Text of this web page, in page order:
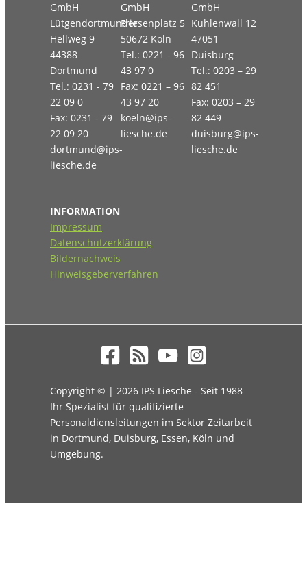
GmbH
Lütgendortmunder
Hellweg 9
44388
Dortmund
Tel.: 0231 - 79
22 09 0
Fax: 0231 - 79
22 09 20
dortmund@ips-
liesche.de
GmbH
Friesenplatz 5
50672 Köln
Tel.: 0221 - 96
43 97 0
Fax: 0221 – 96
43 97 20
koeln@ips-
liesche.de
GmbH
Kuhlenwall 12
47051
Duisburg
Tel.: 0203 – 29
82 451
Fax: 0203 – 29
82 449
duisburg@ips-
liesche.de
INFORMATION
Impressum
Datenschutzerklärung
Bildernachweis
Hinweisgeberverfahren
Copyright © | 2026 IPS Liesche - Seit 1988
Ihr Spezialist für qualifizierte
Personaldiensleitungen im Sektor Zeitarbeit
in Dortmund, Duisburg, Essen, Köln und
Umgebung.